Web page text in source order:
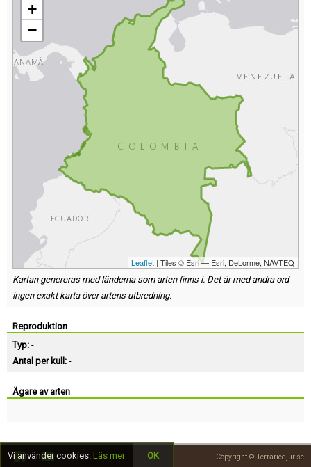
+
−
Leaflet | Tiles © Esri — Esri, DeLorme, NAVTEQ
Kartan genereras med länderna som arten finns i. Det är med andra ord
ingen exakt karta över artens utbredning.
Reproduktion
Typ: -
Antal per kull: -
Ägare av arten
-
Copyright © Terrariedjur.se
Vi använder cookies. Läs mer OK